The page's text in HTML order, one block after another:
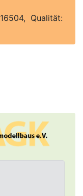
16504, Qualität: